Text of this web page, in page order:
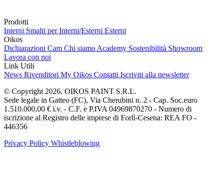
Prodotti
Interni Smalti per Interni/Esterni Esterni
Oikos
Dichiarazioni Cam Chi siamo Academy Sostenibilità Showroom
Lavora con noi
Link Utili
News Rivenditori My Oikos Contatti Iscriviti alla newsletter
© Copyright 2026. OIKOS PAINT S.R.L.
Sede legale in Gatteo (FC), Via Cherubini n. 2 - Cap. Soc.euro
1.510.000,00 € i.v. - C.F. e P.IVA 04969870270 - Numero di
iscrizione al Registro delle imprese di Forlì-Cesena: REA FO -
446356
Privacy Policy Whistleblowing